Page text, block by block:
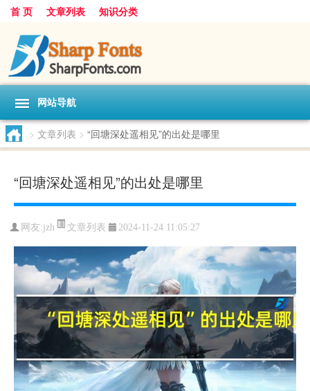
首 页 文章列表 知识分类
网站导航
> 文章列表 > “回塘深处遥相见”的出处是哪里
“回塘深处遥相见”的出处是哪里
网友:jzh 文章列表 2024-11-24 11:05:27